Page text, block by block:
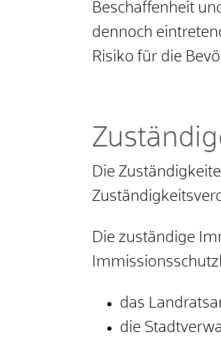
Beschaffenheit
dennoch
Risiko für die
Die
Die zuständige
das
die